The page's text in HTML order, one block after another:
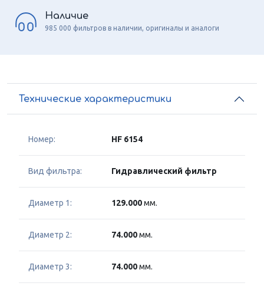
Наличие
985 000 фильтров в наличии, оригиналы и аналоги
Технические характеристики
Номер: HF 6154
Вид фильтра: Гидравлический фильтр
Диаметр 1: 129.000мм.
Диаметр 2: 74.000мм.
Диаметр 3: 74.000мм.